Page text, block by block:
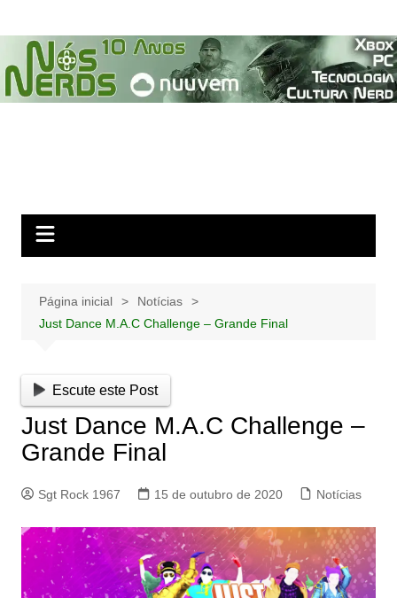
para
conteúdo
Página inicial
Notícias
Just Dance M.A.C Challenge – Grande Final
Escute este Post
Just Dance M.A.C Challenge –
Grande Final
Sgt Rock 1967 15 de outubro de 2020 Notícias